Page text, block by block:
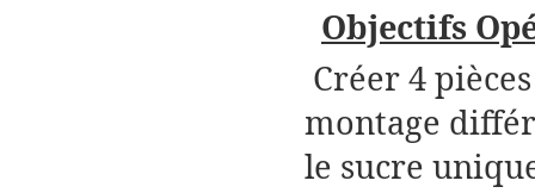
Objectifs
Créer 4
montage
le sucre